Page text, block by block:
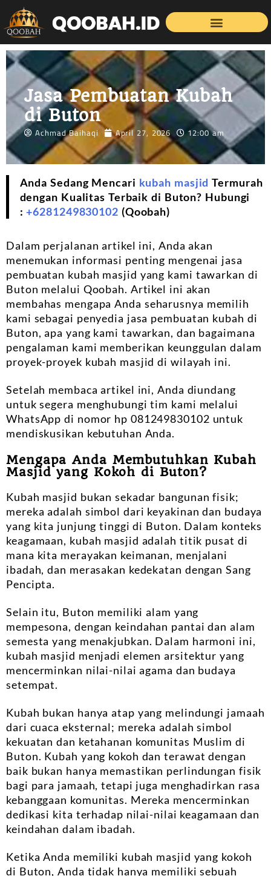
Jasa Pembuatan Kubah
di Buton
Achmad Baihaqi April 27, 2026 12:00 am
Anda Sedang Mencari kubah masjid Termurah
dengan Kualitas Terbaik di Buton? Hubungi
:+6281249830102 (Qoobah)
Dalam perjalanan artikel ini, Anda akan
menemukan informasi penting mengenai jasa
pembuatan kubah masjid yang kami tawarkan di
Buton melalui Qoobah. Artikel ini akan
membahas mengapa Anda seharusnya memilih
kami sebagai penyedia jasa pembuatan kubah di
Buton, apa yang kami tawarkan, dan bagaimana
pengalaman kami memberikan keunggulan dalam
proyek-proyek kubah masjid di wilayah ini.
Setelah membaca artikel ini, Anda diundang
untuk segera menghubungi tim kami melalui
WhatsApp di nomor hp 081249830102 untuk
mendiskusikan kebutuhan Anda.
Mengapa Anda Membutuhkan Kubah
Masjid yang Kokoh di Buton?
Kubah masjid bukan sekadar bangunan fisik;
mereka adalah simbol dari keyakinan dan budaya
yang kita junjung tinggi di Buton. Dalam konteks
keagamaan, kubah masjid adalah titik pusat di
mana kita merayakan keimanan, menjalani
ibadah, dan merasakan kedekatan dengan Sang
Pencipta.
Selain itu, Buton memiliki alam yang
mempesona, dengan keindahan pantai dan alam
semesta yang menakjubkan. Dalam harmoni ini,
kubah masjid menjadi elemen arsitektur yang
mencerminkan nilai-nilai agama dan budaya
setempat.
Kubah bukan hanya atap yang melindungi jamaah
dari cuaca eksternal; mereka adalah simbol
kekuatan dan ketahanan komunitas Muslim di
Buton. Kubah yang kokoh dan terawat dengan
baik bukan hanya memastikan perlindungan fisik
bagi para jamaah, tetapi juga menghadirkan rasa
kebanggaan komunitas. Mereka mencerminkan
dedikasi kita terhadap nilai-nilai keagamaan dan
keindahan dalam ibadah.
Ketika Anda memiliki kubah masjid yang kokoh
di Buton, Anda tidak hanya memiliki sebuah